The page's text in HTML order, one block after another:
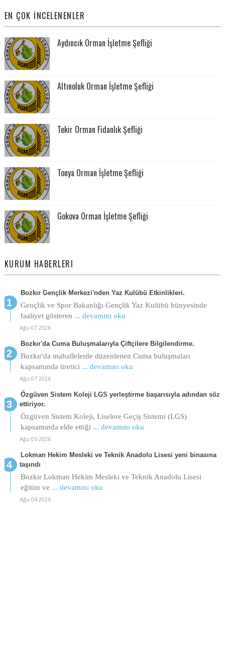
EN ÇOK İNCELENENLER
Aydıncık Orman İşletme Şefliği
Altınoluk Orman İşletme Şefliği
Tekir Orman Fidanlık Şefliği
Tonya Orman İşletme Şefliği
Gokova Orman İşletme Şefliği
KURUM HABERLERI
Bozkır Gençlik Merkezi'nden Yaz Kulübü Etkinlikleri.
Gençlik ve Spor Bakanlığı Gençlik Yaz Kulübü bünyesinde
faaliyet gösteren ... devamını oku
Ağu 07 2026
Bozkır'da Cuma Buluşmalarıyla Çiftçilere Bilgilendirme.
Bozkır'da mahallelerde düzenlenen Cuma buluşmaları
kapsamında üretici ... devamını oku
Ağu 07 2026
Özgüven Sistem Koleji LGS yerleştirme başarısıyla adından söz
ettiriyor.
Özgüven Sistem Koleji, Liselere Geçiş Sistemi (LGS)
kapsamında elde ettiği ... devamını oku
Ağu 05 2026
Lokman Hekim Mesleki ve Teknik Anadolu Lisesi yeni binasına
taşındı
Bozkır Lokman Hekim Mesleki ve Teknik Anadolu Lisesi
eğitim ve ... devamını oku
Ağu 04 2026